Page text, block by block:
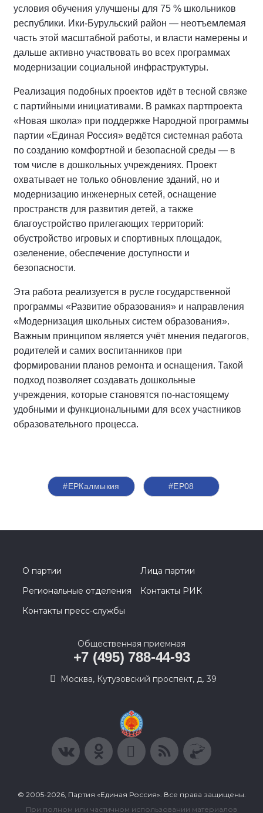
условия обучения улучшены для 75 % школьников
республики. Ики‑Бурульский район — неотъемлемая
часть этой масштабной работы, и власти намерены и
дальше активно участвовать во всех программах
модернизации социальной инфраструктуры.
Реализация подобных проектов идёт в тесной связке
с партийными инициативами. В рамках партпроекта
«Новая школа» при поддержке Народной программы
партии «Единая Россия» ведётся системная работа
по созданию комфортной и безопасной среды — в
том числе в дошкольных учреждениях. Проект
охватывает не только обновление зданий, но и
модернизацию инженерных сетей, оснащение
пространств для развития детей, а также
благоустройство прилегающих территорий:
обустройство игровых и спортивных площадок,
озеленение, обеспечение доступности и
безопасности.
Эта работа реализуется в русле государственной
программы «Развитие образования» и направления
«Модернизация школьных систем образования».
Важным принципом является учёт мнения педагогов,
родителей и самих воспитанников при
формировании планов ремонта и оснащения. Такой
подход позволяет создавать дошкольные
учреждения, которые становятся по-настоящему
удобными и функциональными для всех участников
образовательного процесса.
#ЕРКалмыкия #ЕР08
О партии
Лица партии
Региональные отделения
Контакты РИК
Контакты пресс-службы
Общественная приемная
+7 (495) 788-44-93
Москва, Кутузовский проспект, д. 39
© 2005-2026, Партия «Единая Россия». Все права защищены.
При полном или частичном использовании материалов